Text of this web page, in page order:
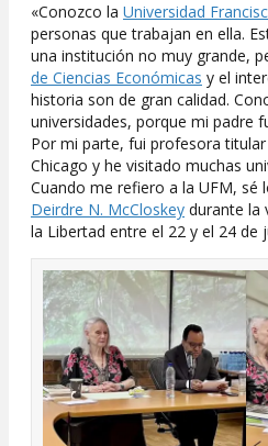
«Conozco la Universidad
personas que trabajan en ella.
una institución no muy grande,
de Ciencias Económicas y el
historia son de gran calidad.
universidades, porque mi padre
Por mi parte, fui profesora titular
Chicago y he visitado muchas
Cuando me refiero a la UFM, sé
Deirdre N. McCloskey durante la
la Libertad entre el 22 y el 24 de